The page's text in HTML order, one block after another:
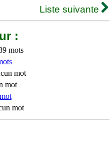
Liste suivante
:
mots
mot
mot
mot